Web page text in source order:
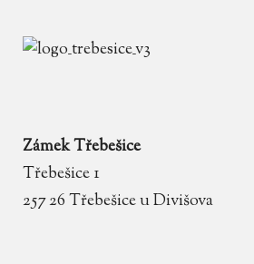
Zámek Třebešice
Třebešice 1
257 26 Třebešice u Divišova